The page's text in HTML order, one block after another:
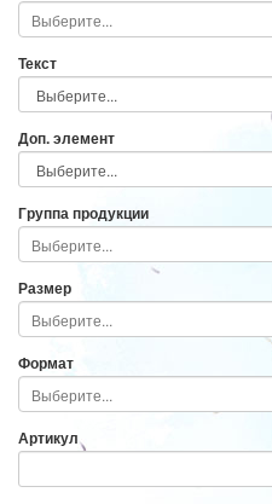
Текст
Доп. элемент
Группа продукции
Размер
Формат
Артикул